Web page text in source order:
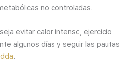
no controladas.
evitar calor intenso, ejercicio
algunos días y seguir las pautas
.